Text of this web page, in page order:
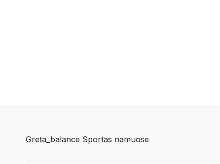
Greta_balance Sportas namuose